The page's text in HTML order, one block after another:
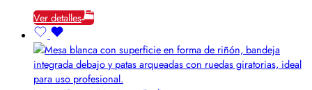
Ver detalles